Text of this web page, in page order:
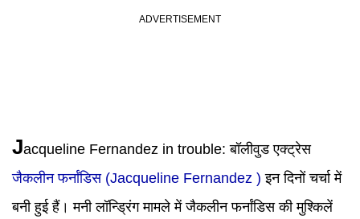
Jacqueline Fernandez in trouble: बॉलीवुड एक्ट्रेस
जैकलीन फर्नांडिस (Jacqueline Fernandez ) इन दिनों चर्चा में
बनी हुई हैं। मनी लॉन्ड्रिंग मामले में जैकलीन फर्नांडिस की मुश्किलें